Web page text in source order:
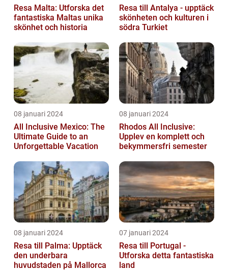
Resa Malta: Utforska det
fantastiska Maltas unika
skönhet och historia
Resa till Antalya - upptäck
skönheten och kulturen i
södra Turkiet
08 januari 2024
All Inclusive Mexico: The
Ultimate Guide to an
Unforgettable Vacation
08 januari 2024
Rhodos All Inclusive:
Upplev en komplett och
bekymmersfri semester
08 januari 2024
Resa till Palma: Upptäck
den underbara
huvudstaden på Mallorca
07 januari 2024
Resa till Portugal -
Utforska detta fantastiska
land